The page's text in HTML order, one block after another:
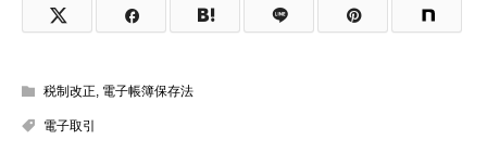
税制改正 電子帳簿保存法
電子取引